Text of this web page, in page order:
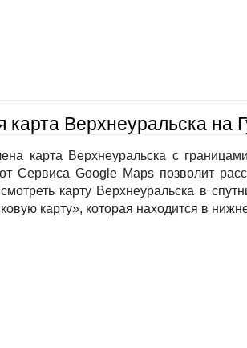
карта Верхнеуральска на
карта Верхнеуральска с
Сервиса Google Maps позволит
карту Верхнеуральска в
карту», которая находится в